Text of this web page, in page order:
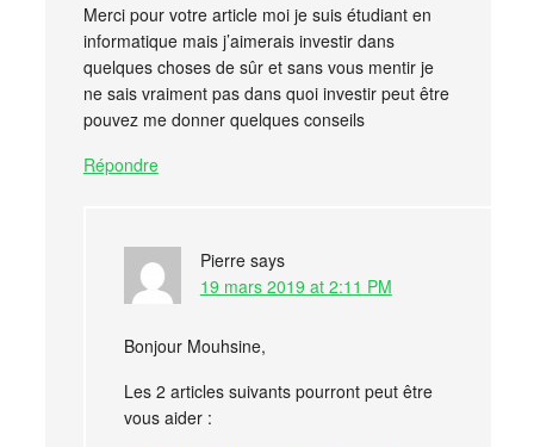
Merci pour votre article moi je suis étudiant en
informatique mais j’aimerais investir dans
quelques choses de sûr et sans vous mentir je
ne sais vraiment pas dans quoi investir peut être
pouvez me donner quelques conseils
Répondre
Pierre says
19 mars 2019 at 2:11 PM
Bonjour Mouhsine,
Les 2 articles suivants pourront peut être
vous aider :